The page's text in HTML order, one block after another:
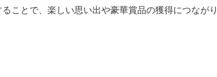
ことで、楽しい思い出や豪華賞品の獲得につながり